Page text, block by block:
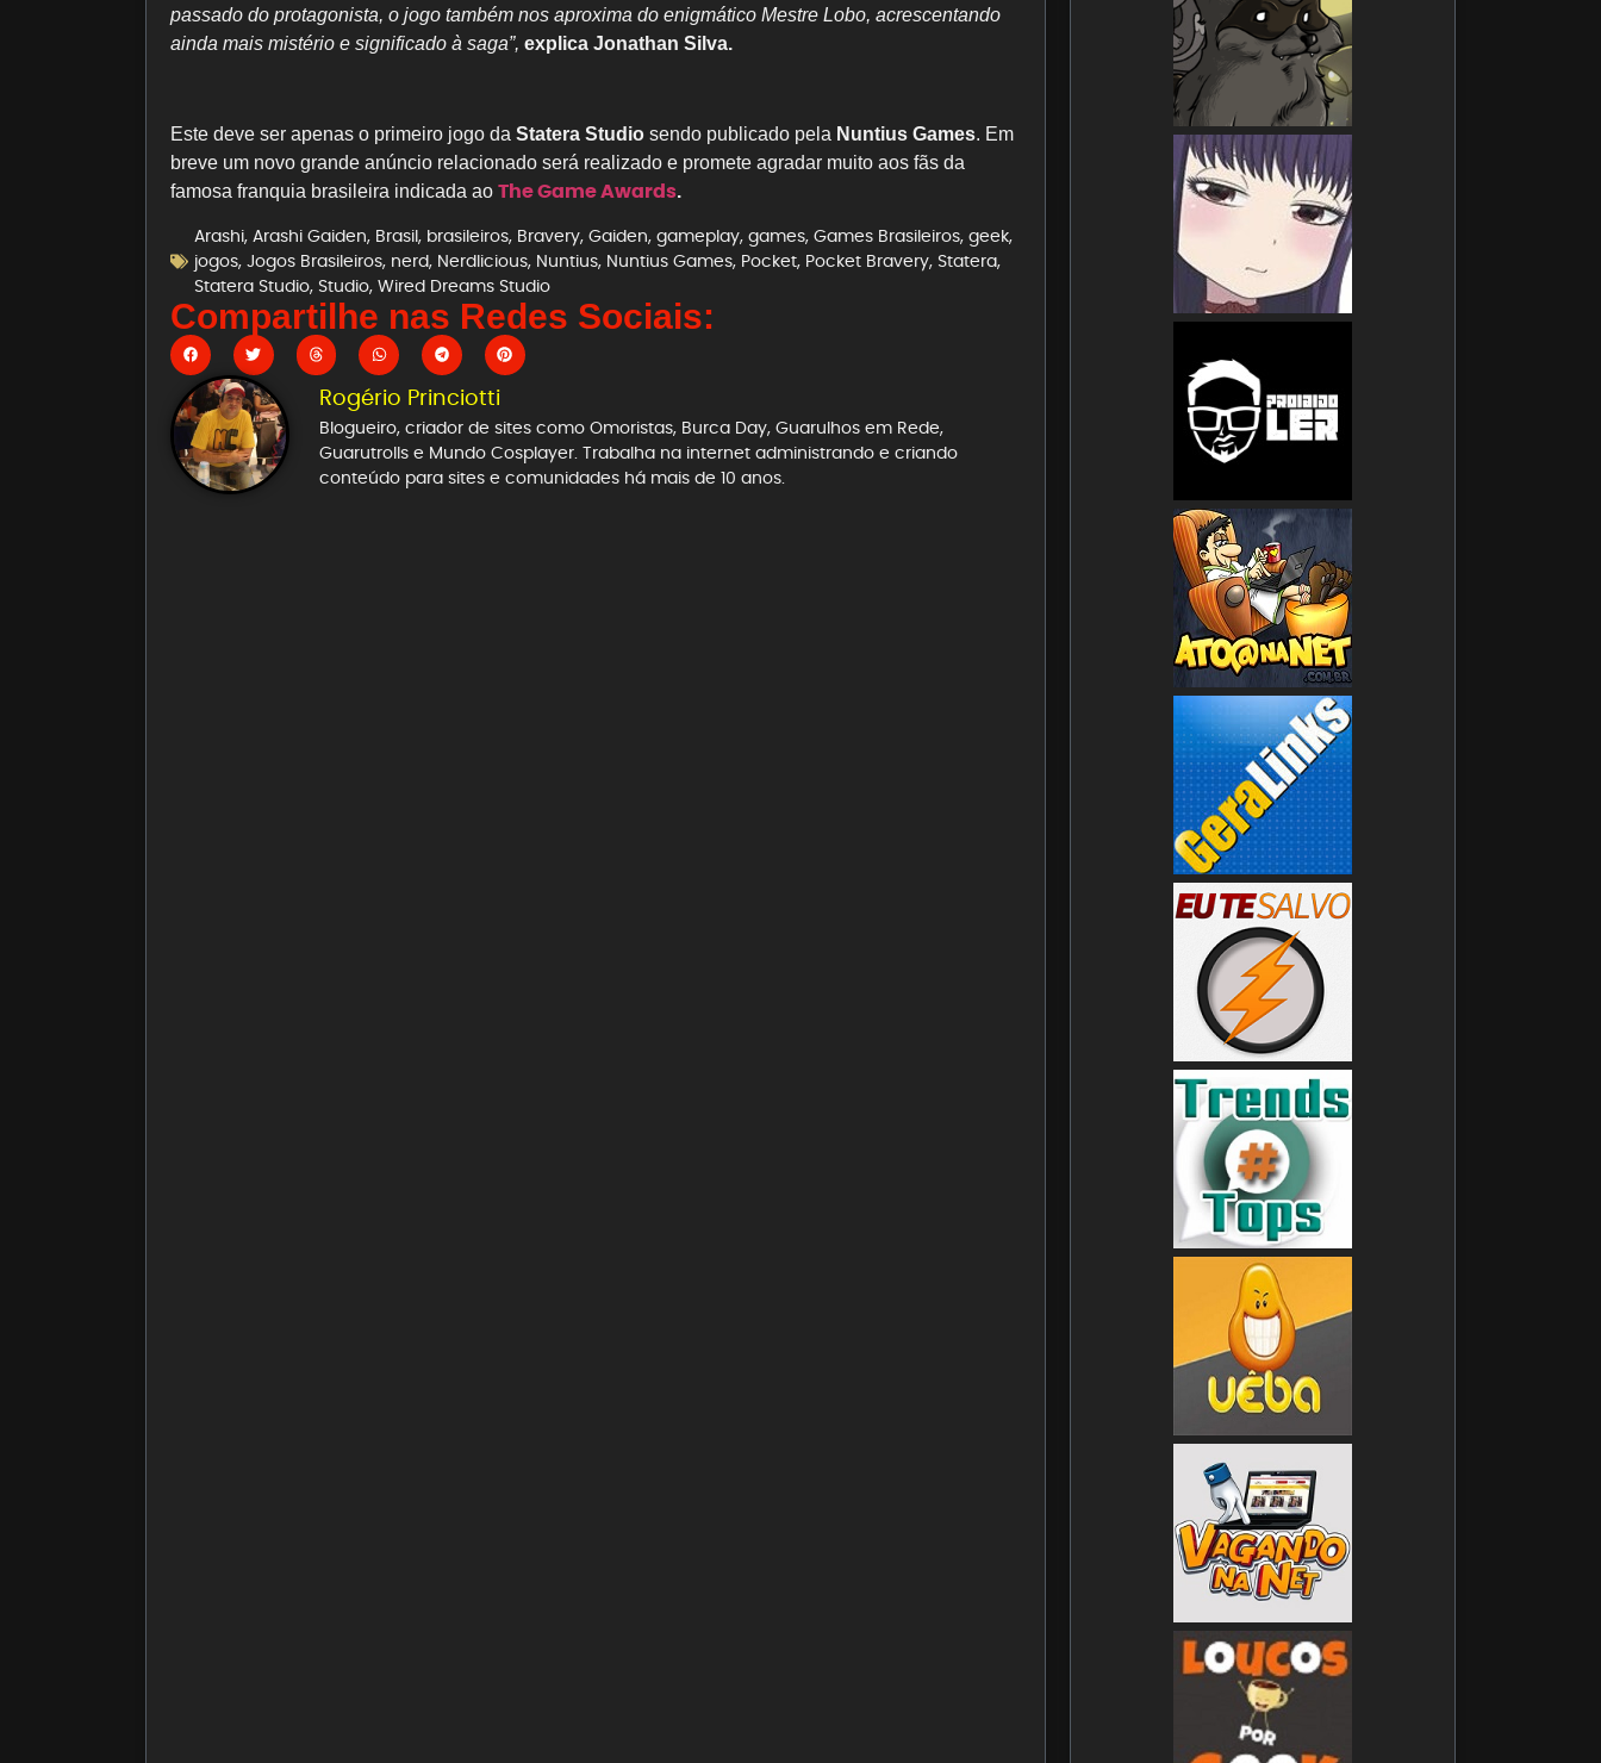
passado do protagonista, o jogo também nos aproxima do enigmático Mestre Lobo, acrescentando
ainda mais mistério e significado à saga”, explica Jonathan Silva.
Este deve ser apenas o primeiro jogo da Statera Studio sendo publicado pela Nuntius Games. Em
breve um novo grande anúncio relacionado será realizado e promete agradar muito aos fãs da
famosa franquia brasileira indicada ao The Game Awards.
Arashi, Arashi Gaiden, Brasil, brasileiros, Bravery, Gaiden, gameplay, games, Games Brasileiros, geek,
jogos, Jogos Brasileiros, nerd, Nerdlicious, Nuntius, Nuntius Games, Pocket, Pocket Bravery, Statera,
Statera Studio, Studio, Wired Dreams Studio
Compartilhe nas Redes Sociais:
Rogério Princiotti
Blogueiro, criador de sites como Omoristas, Burca Day, Guarulhos em Rede,
Guarutrolls e Mundo Cosplayer. Trabalha na internet administrando e criando
conteúdo para sites e comunidades há mais de 10 anos.